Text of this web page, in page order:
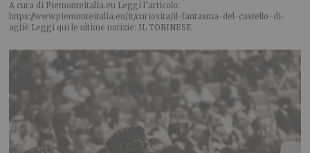
A cura di Piemonteitalia.eu Leggi l’articolo:
https://www.piemonteitalia.eu/it/curiosita/il-fantasma-del-castello-di-
agliè Leggi qui le ultime notizie: IL TORINESE